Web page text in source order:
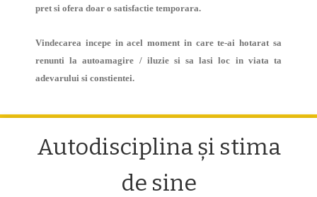
pret si ofera doar o satisfactie temporara.
Vindecarea incepe in acel moment in care te-ai hotarat sa
renunti la autoamagire / iluzie si sa lasi loc in viata ta
adevarului si constientei.
Autodisciplina și stima
de sine